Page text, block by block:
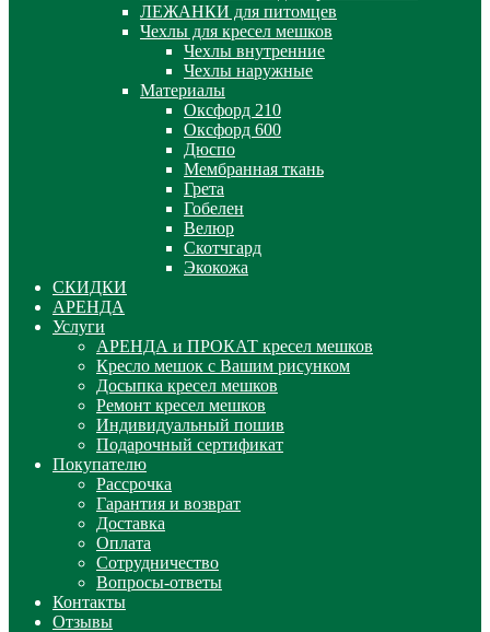
ЛЕЖАНКИ для питомцев
Чехлы для кресел мешков
Чехлы внутренние
Чехлы наружные
Материалы
Оксфорд 210
Оксфорд 600
Дюспо
Мембранная ткань
Грета
Гобелен
Велюр
Скотчгард
Экокожа
СКИДКИ
АРЕНДА
Услуги
АРЕНДА и ПРОКАТ кресел мешков
Кресло мешок с Вашим рисунком
Досыпка кресел мешков
Ремонт кресел мешков
Индивидуальный пошив
Подарочный сертификат
Покупателю
Рассрочка
Гарантия и возврат
Доставка
Оплата
Сотрудничество
Вопросы-ответы
Контакты
Отзывы